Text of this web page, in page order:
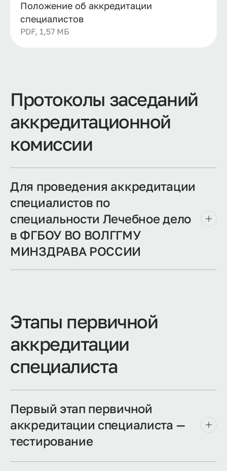
Положение об аккредитации
специалистов
PDF, 1,57 МБ
Протоколы заседаний
аккредитационной
комиссии
Для проведения аккредитации
специалистов по
специальности Лечебное дело
в ФГБОУ ВО ВОЛГГМУ
МИНЗДРАВА РОССИИ
Этапы первичной
аккредитации
специалиста
Первый этап первичной
аккредитации специалиста —
тестирование